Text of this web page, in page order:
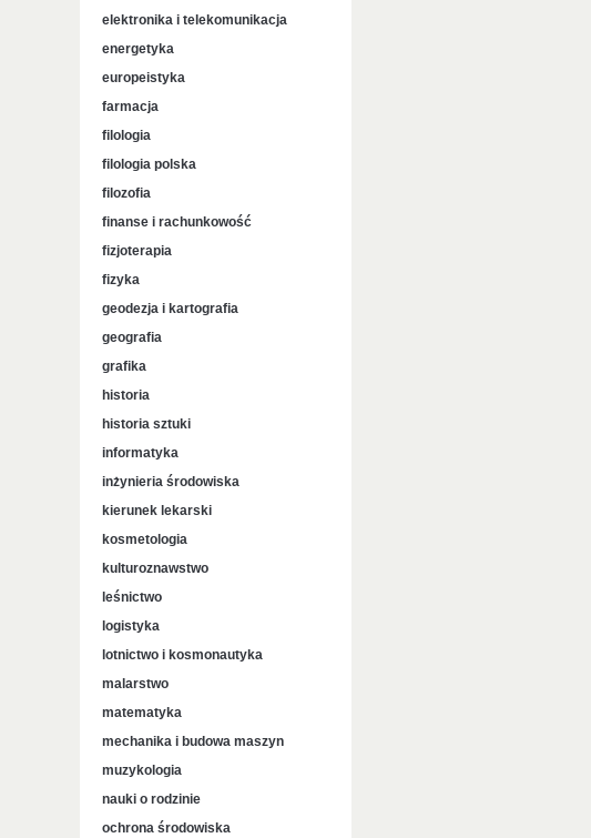
elektronika i telekomunikacja
energetyka
europeistyka
farmacja
filologia
filologia polska
filozofia
finanse i rachunkowość
fizjoterapia
fizyka
geodezja i kartografia
geografia
grafika
historia
historia sztuki
informatyka
inżynieria środowiska
kierunek lekarski
kosmetologia
kulturoznawstwo
leśnictwo
logistyka
lotnictwo i kosmonautyka
malarstwo
matematyka
mechanika i budowa maszyn
muzykologia
nauki o rodzinie
ochrona środowiska